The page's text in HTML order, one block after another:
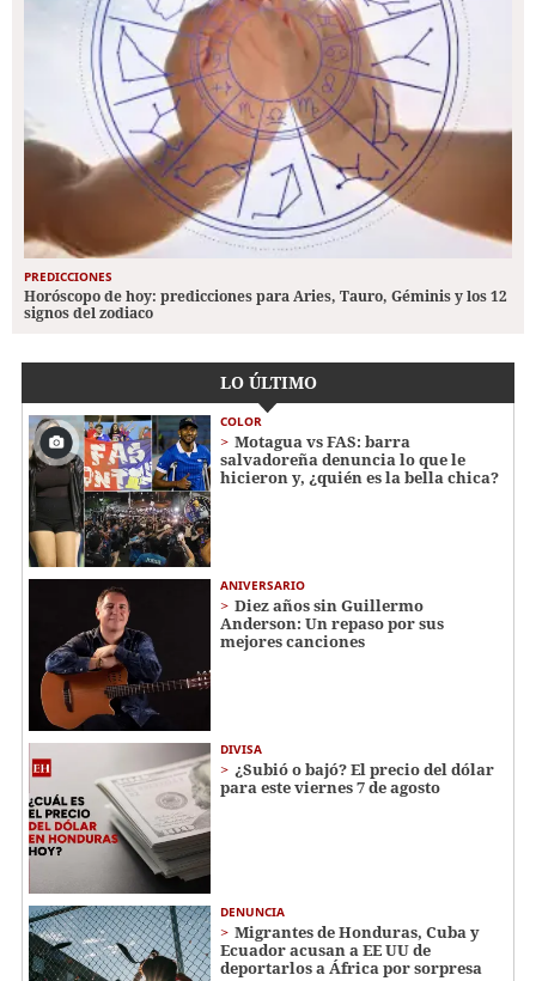
PREDICCIONES
Horóscopo de hoy: predicciones para Aries, Tauro, Géminis y los 12
signos del zodiaco
LO ÚLTIMO
COLOR
Motagua vs FAS: barra
salvadoreña denuncia lo que le
hicieron y, ¿quién es la bella chica?
ANIVERSARIO
Diez años sin Guillermo
Anderson: Un repaso por sus
mejores canciones
DIVISA
¿Subió o bajó? El precio del dólar
para este viernes 7 de agosto
DENUNCIA
Migrantes de Honduras, Cuba y
Ecuador acusan a EE UU de
deportarlos a África por sorpresa